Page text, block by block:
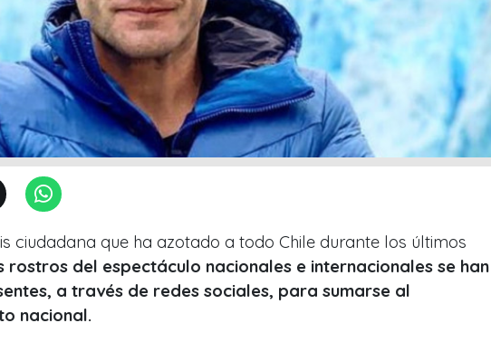
ciudadana que ha azotado a todo Chile durante los últimos
rostros del espectáculo nacionales e internacionales se han
a través de redes sociales, para sumarse al
nacional.